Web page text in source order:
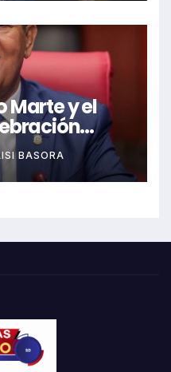
Marte y el
BASORA